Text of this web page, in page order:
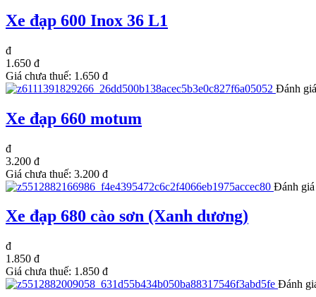
Xe đạp 600 Inox 36 L1
đ
1.650 đ
Giá chưa thuế: 1.650 đ
Đánh
Xe đạp 660 motum
đ
3.200 đ
Giá chưa thuế: 3.200 đ
Đánh giá
Xe đạp 680 cào sơn (Xanh dương)
đ
1.850 đ
Giá chưa thuế: 1.850 đ
Đánh